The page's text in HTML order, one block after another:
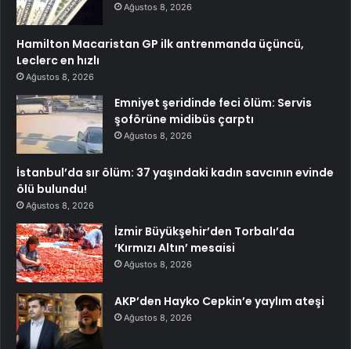
Ağustos 8, 2026
Hamilton Macaristan GP ilk antrenmanda üçüncü,
Leclerc en hızlı
Ağustos 8, 2026
Emniyet şeridinde feci ölüm: Servis
şoförüne midibüs çarptı
Ağustos 8, 2026
İstanbul’da sır ölüm: 37 yaşındaki kadın savcının evinde
ölü bulundu!
Ağustos 8, 2026
İzmir Büyükşehir’den Torbalı’da
‘Kırmızı Altın’ mesaisi
Ağustos 8, 2026
AKP’den Hayko Cepkin’e yaylım ateşi
Ağustos 8, 2026